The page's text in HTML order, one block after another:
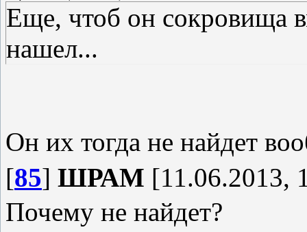
Еще, чтоб он сокровища
нашел...
Он их тогда не найдет
[85] ШРАМ [11.06.2013,
Почему не найдет?